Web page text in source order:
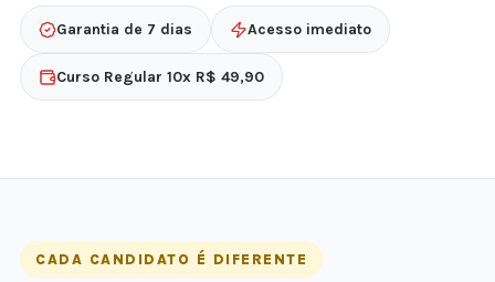
Garantia de 7 dias Acesso imediato
Curso Regular 10x R$ 49,90
CADA CANDIDATO É DIFERENTE